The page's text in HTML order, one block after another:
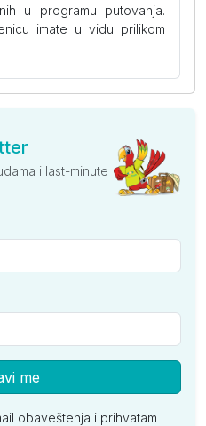
u programu putovanja.
imate u vidu prilikom
i last-minute
me
obaveštenja i prihvatam